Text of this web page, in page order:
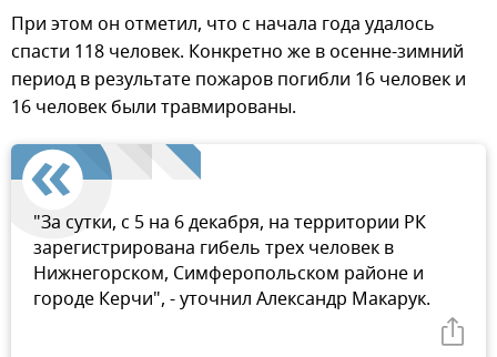
При этом он отметил, что с начала года удалось
спасти 118 человек. Конкретно же в осенне-зимний
период в результате пожаров погибли 16 человек и
16 человек были травмированы.
"За сутки, с 5 на 6 декабря, на территории РК
зарегистрирована гибель трех человек в
Нижнегорском, Симферопольском районе и
городе Керчи", - уточнил Александр Макарук.